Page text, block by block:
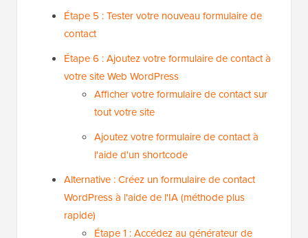
Étape 5 : Tester votre nouveau formulaire de
contact
Étape 6 : Ajoutez votre formulaire de contact à
votre site Web WordPress
Afficher votre formulaire de contact sur
tout votre site
Ajoutez votre formulaire de contact à
l'aide d'un shortcode
Alternative : Créez un formulaire de contact
WordPress à l'aide de l'IA (méthode plus
rapide)
Étape 1 : Accédez au générateur de